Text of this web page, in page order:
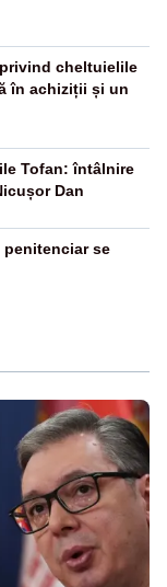
cheltuielile
în achiziții și un
Tofan: întâlnire
Dan
se